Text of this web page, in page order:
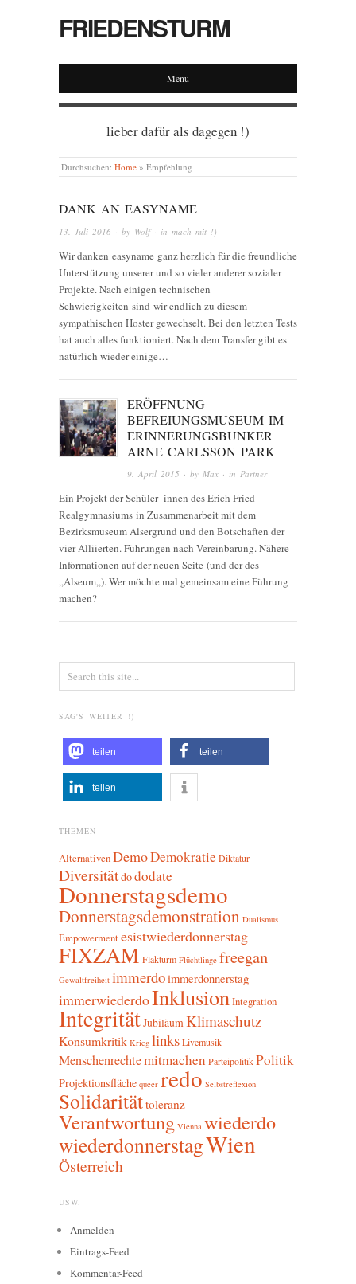
FRIEDENSTURM
Menu
lieber dafür als dagegen !)
Durchsuchen: Home » Empfehlung
DANK AN EASYNAME
13. Juli 2016 · by Wolf· in mach mit !)
Wir danken easyname ganz herzlich für die freundliche
Unterstützung unserer und so vieler anderer sozialer
Projekte. Nach einigen technischen
Schwierigkeiten sind wir endlich zu diesem
sympathischen Hoster gewechselt. Bei den letzten Tests
hat auch alles funktioniert. Nach dem Transfer gibt es
natürlich wieder einige…
ERÖFFNUNG
BEFREIUNGSMUSEUM IM
ERINNERUNGSBUNKER
ARNE CARLSSON PARK
9. April 2015 · byMax · inPartner
Ein Projekt der Schüler_innen des Erich Fried
Realgymnasiums in Zusammenarbeit mit dem
Bezirksmuseum Alsergrund und den Botschaften der
vier Alliierten. Führungen nach Vereinbarung. Nähere
Informationen auf der neuen Seite (und der des
„Alseum„). Wer möchte mal gemeinsam eine Führung
machen?
SAG'S WEITER !)
teilen teilen
teilen
THEMEN
AlternativenDemoDemokratie Diktatur
Diversitätdododate
Donnerstagsdemo
Donnerstagsdemonstration Dualismus
Empowermentesistwiederdonnerstag
FIXZAM Flakturm Flüchtlinge freegan
Gewaltfreiheit immerdoimmerdonnerstag
immerwiederdoInklusionIntegration
IntegritätJubiläumKlimaschutz
Konsumkritik Krieg linksLivemusik
Menschenrechtemitmachen ParteipolitikPolitik
Projektionsfläche queer redo Selbstreflexion
Solidaritättoleranz
Verantwortung Vienna wiederdo
wiederdonnerstagWien
Österreich
USW.
Anmelden
Eintrags-Feed
Kommentar-Feed